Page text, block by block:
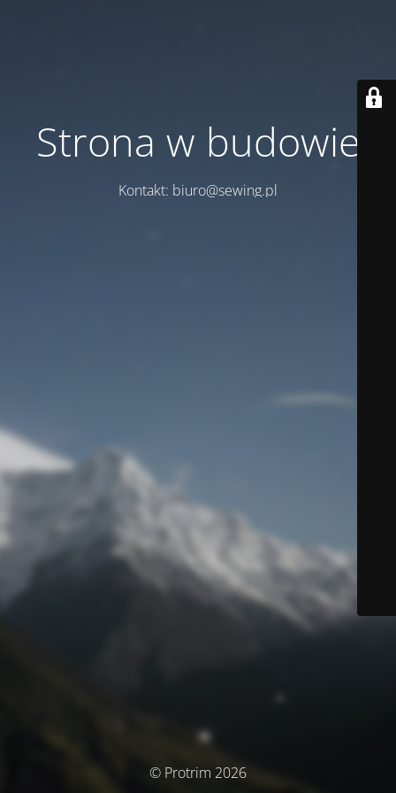
Strona w budowie
Kontakt: biuro@sewing.pl
© Protrim 2026